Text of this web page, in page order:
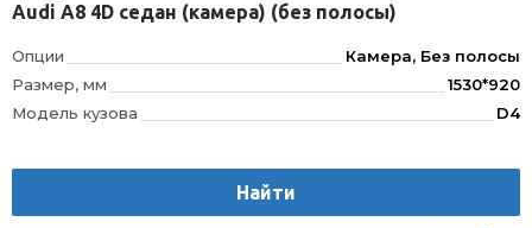
Audi A8 4D седан (камера) (без полосы)
Опции
Камера, Без полосы
Размер, мм
1530*920
Модель кузова
D4
VIN окно
VIN
Найти